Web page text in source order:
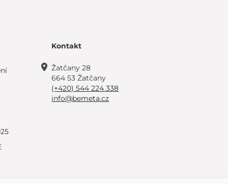
Kontakt
Žatčany 28
664 53 Žatčany
(+420) 544 224 338
info@bemeta.cz